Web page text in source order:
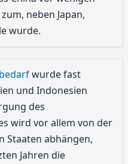
neben Japan,
wurde.
wurde fast
und Indonesien
des
wird vor allem von der
Staaten abhängen,
Jahren die